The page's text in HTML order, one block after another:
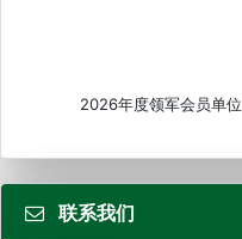
2026年度领军会员单位
联系我们